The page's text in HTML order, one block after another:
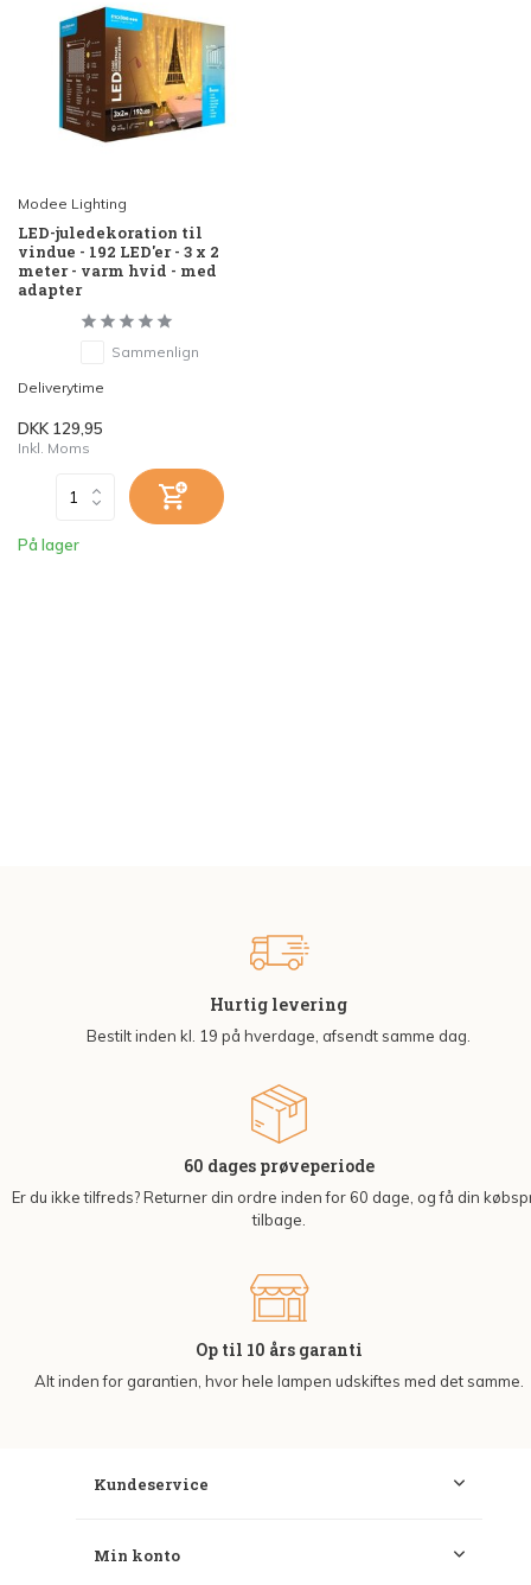
Modee Lighting
LED-juledekoration til
vindue - 192 LED'er - 3 x 2
meter - varm hvid - med
adapter
Sammenlign
Deliverytime
DKK 129,95
Inkl. Moms
På lager
Hurtig levering
Bestilt inden kl. 19 på hverdage, afsendt samme dag.
60 dages prøveperiode
Er du ikke tilfreds? Returner din ordre inden for 60 dage, og få din
tilbage.
Op til 10 års garanti
Alt inden for garantien, hvor hele lampen udskiftes med det samme.
Kundeservice
Min konto